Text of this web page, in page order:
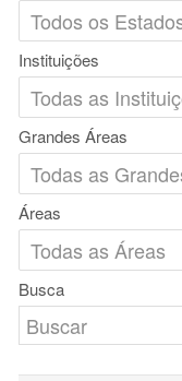
Instituições
Grandes Áreas
Áreas
Busca